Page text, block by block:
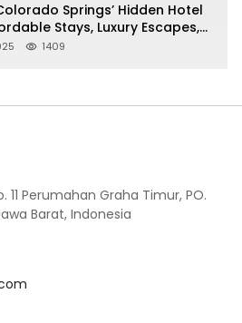
Springs’ Hidden Hotel
Stays, Luxury Escapes,
In Between!
1409
11 Perumahan Graha Timur, PO.
Barat, Indonesia